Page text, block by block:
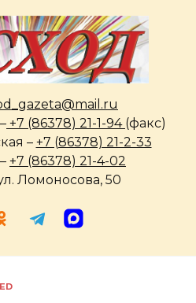
+7 (86378) 21-1-94 (факс)
– +7 (86378) 21-2-33
+7 (86378) 21-4-02
Ломоносова, 50